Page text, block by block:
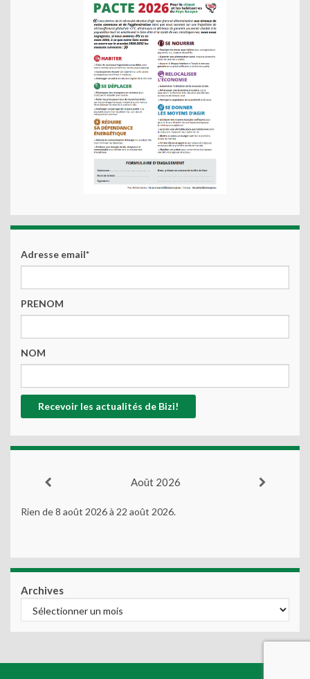
Adresse email*
PRENOM
NOM
Août 2026
Rien de 8 août 2026 à 22 août 2026.
Archives